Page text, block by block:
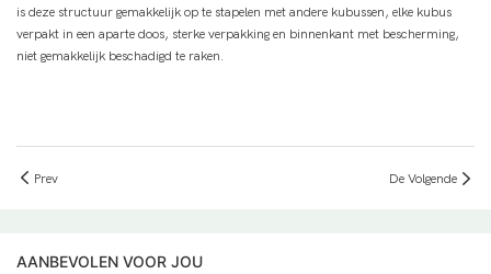
is deze structuur gemakkelijk op te stapelen met andere kubussen, elke kubus
verpakt in een aparte doos, sterke verpakking en binnenkant met bescherming,
niet gemakkelijk beschadigd te raken.
Prev De Volgende
AANBEVOLEN VOOR JOU